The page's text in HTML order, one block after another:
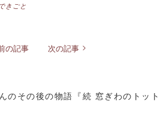
きごと
の記事 次の記事
のその後の物語『続 窓ぎわのトット